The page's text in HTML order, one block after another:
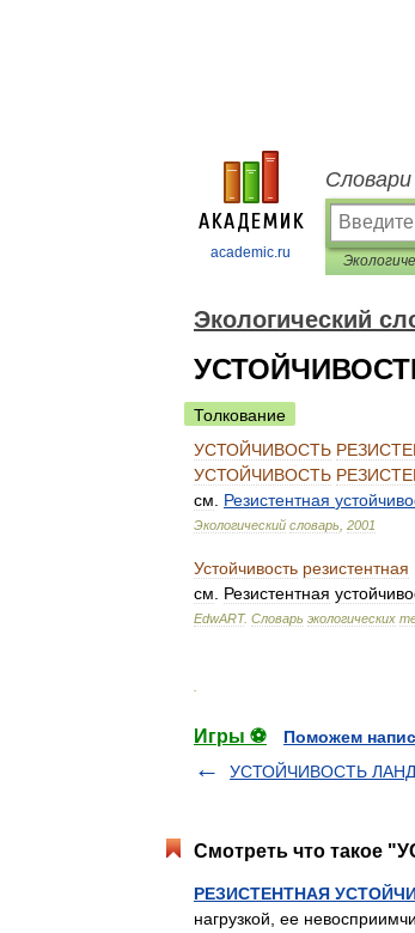
academic.ru
Экологический
Толкование
УСТОЙЧИВОСТЬ
УСТОЙЧИВОСТЬ
см
Резистентная
Экологический словарь 2001
Устойчивость резистентная
см
Резистентная
EdwART. Словарь экологических
Игры ⚽
Поможем
УСТОЙЧИВОСТЬ
Смотреть что такое
РЕЗИСТЕНТНАЯ
нагрузкой, ее